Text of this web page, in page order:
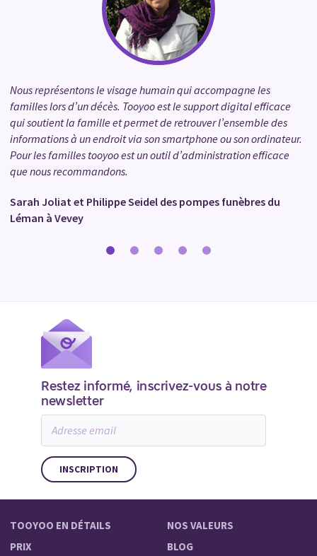
Nous représentons le visage humain qui accompagne les
familles lors d’un décès. Tooyoo est le support digital efficace
qui soutient la famille et permet de retrouver l’ensemble des
informations à un endroit via son smartphone ou son ordinateur.
Pour les familles tooyoo est un outil d’administration efficace
que nous recommandons.
Sarah Joliat et Philippe Seidel des pompes funèbres du
Léman à Vevey
Restez informé, inscrivez-vous à notre
newsletter
email
TOOYOO EN DÉTAILS
PRIX
NOS VALEURS
BLOG